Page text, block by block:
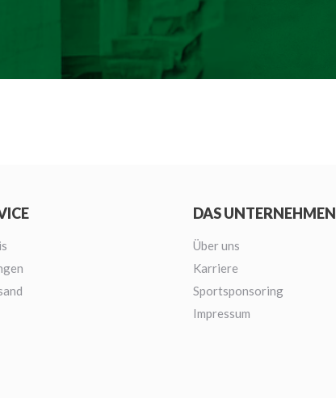
DAS UNTERNEHMEN
Über uns
Karriere
Sportsponsoring
Impressum